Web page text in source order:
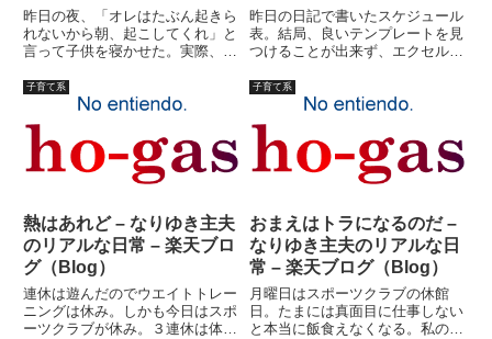
昨日の夜、「オレはたぶん起きら
れないから朝、起こしてくれ」と
言って子供を寝かせた。実際、
苦手だ。夜は得意だ。（いろんな
意味で）得意すぎる反動が、朝に
来る。結婚前は、遅刻の常習犯だ
った。結婚してからは、いつも妻
に...
昨日の日記で書いたスケジュール
表。結局、良いテンプレートを見
つけることが出来ず、エクセルで
面倒なので、結局手書き。いや、
面倒だというよりも、イベントは
流動的だ。どっちみち手書きにな
るんだから、最初から手書きで
い...
子育て系
熱はあれど – なりゆき主夫
のリアルな日常 – 楽天ブロ
グ（Blog）
連休は遊んだのでウエイトトレー
ニングは休み。しかも今日はスポ
ーツクラブが休み。３連休は体に
子育て系
おまえはトラになるのだ –
なりゆき主夫のリアルな日
常 – 楽天ブログ（Blog）
月曜日はスポーツクラブの休館
日。たまには真面目に仕事しない
と本当に飯食えなくなる。私の仕